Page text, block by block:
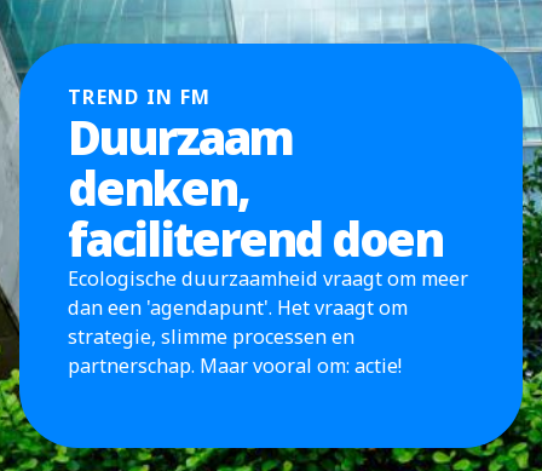
TREND IN FM
Duurzaam
denken,
faciliterend doen
Ecologische duurzaamheid vraagt om meer
dan een 'agendapunt'. Het vraagt om
strategie, slimme processen en
partnerschap. Maar vooral om: actie!